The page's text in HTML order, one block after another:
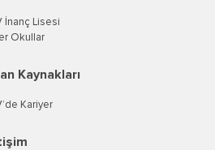
İnanç Lisesi
Okullar
Kaynakları
Kariyer